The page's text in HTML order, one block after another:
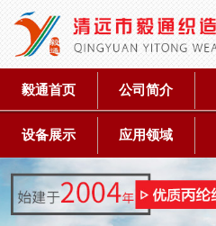
毅通首页 公司简介
设备展示 应用领域